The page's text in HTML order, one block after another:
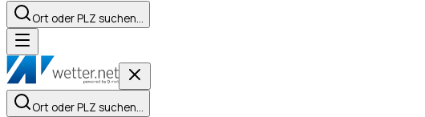
Ort oder PLZ suchen…
Ort oder PLZ suchen…